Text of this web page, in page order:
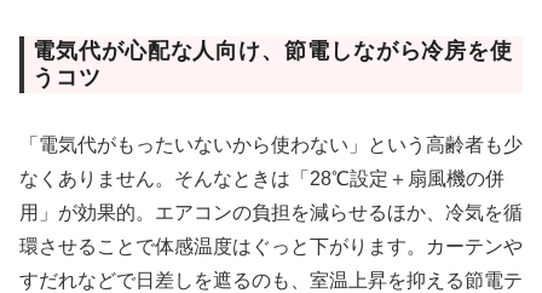
電気代が心配な人向け、節電しながら冷房を使
うコツ
「電気代がもったいないから使わない」という高齢者も少
なくありません。そんなときは「28℃設定＋扇風機の併
用」が効果的。エアコンの負担を減らせるほか、冷気を循
環させることで体感温度はぐっと下がります。カーテンや
すだれなどで日差しを遮るのも、室温上昇を抑える節電テ